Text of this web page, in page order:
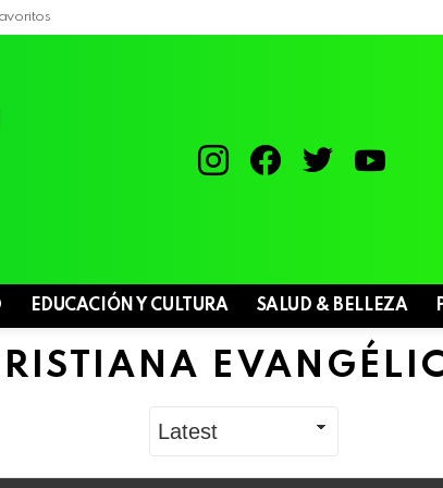
EDUCACIÓN Y CULTURA SALUD & BELLEZA